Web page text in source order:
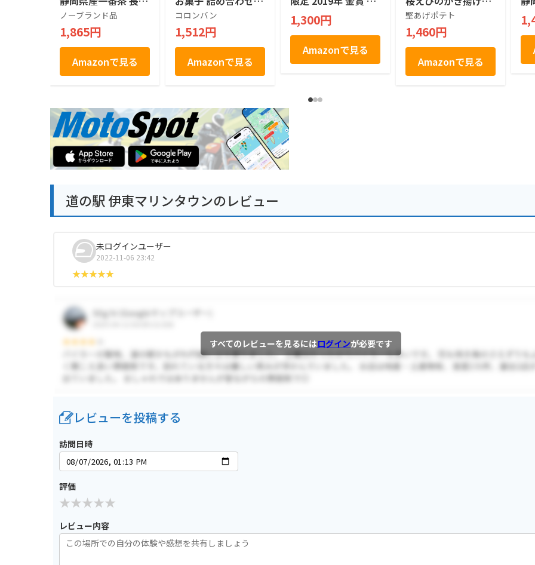
屋
ノーブランド品
1,865円
Amazonで見る
個包装 土産 お菓子
贈答 銘店 ラングド
シャ 21枚入り
コロンバン
1,512円
Amazonで見る
ONDE SELECTION
絶対買い 焼菓子 煎
餅 せんべい １２個
1,300円
Amazonで見る
120g (15g×8袋入)
堅あげポテト
1,460円
Amazonで見る
定
ッ
ペ
道の駅 伊東マリンタウンのレビュー
未ログインユーザー
2022-11-06 23:42
すべてのレビューを見るにはログインが必要です
レビューを投稿する
訪問日時
評価
レビュー内容